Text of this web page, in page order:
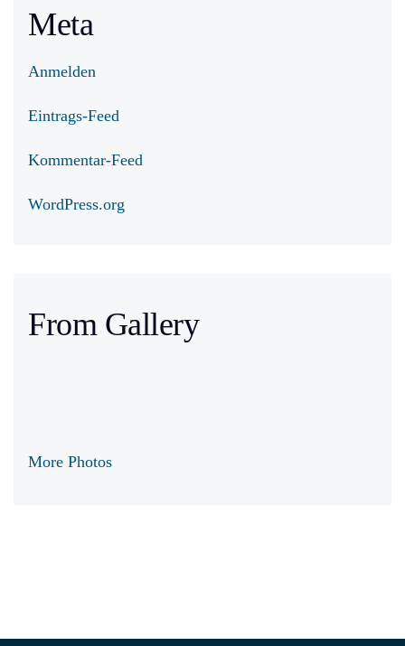
Meta
Anmelden
Eintrags-Feed
Kommentar-Feed
WordPress.org
From Gallery
More Photos